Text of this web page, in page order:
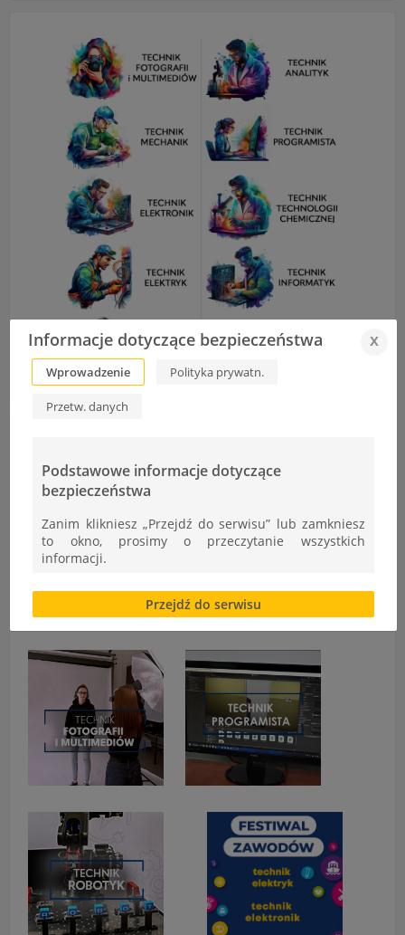
Informacje dotyczące bezpieczeństwa x
Wprowadzenie Polityka prywatn.
Przetw. danych
Podstawowe informacje dotyczące
bezpieczeństwa
Zanim klikniesz „Przejdź do serwisu” lub zamkniesz
to okno, prosimy o przeczytanie wszystkich
informacji.
Brak zgody bądź ograniczenie funkcjonalności plików
cookies lub local storage, może utrudnić lub
uniemożliwić korzystanie z Serwisu.
Informacje dotyczące polityki prywatności oraz
przetwarzania danych osobowych dostępne są cały
czas w sekcji
"Nasza szkoła" > "Bezpieczeństwo"
Przejdź do serwisu